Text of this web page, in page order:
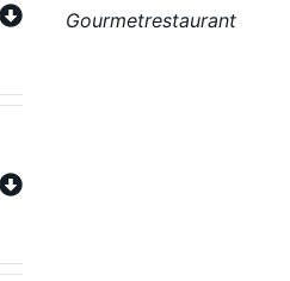
Gourmetrestaurant